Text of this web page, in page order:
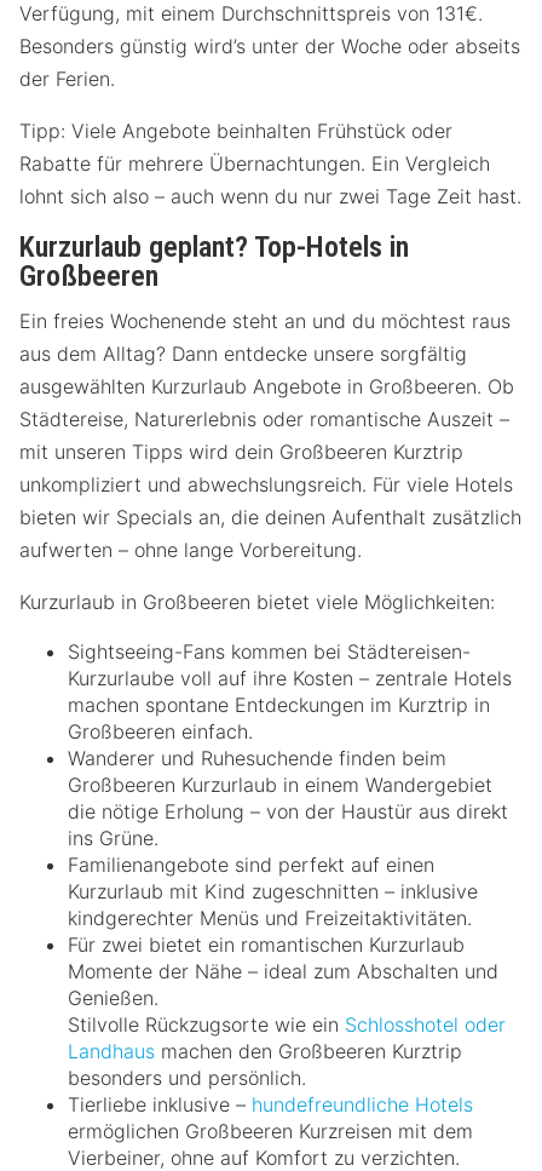
Verfügung, mit einem Durchschnittspreis von 131€.
Besonders günstig wird’s unter der Woche oder abseits
der Ferien.
Tipp: Viele Angebote beinhalten Frühstück oder
Rabatte für mehrere Übernachtungen. Ein Vergleich
lohnt sich also – auch wenn du nur zwei Tage Zeit hast.
Kurzurlaub geplant? Top-Hotels in
Großbeeren
Ein freies Wochenende steht an und du möchtest raus
aus dem Alltag? Dann entdecke unsere sorgfältig
ausgewählten Kurzurlaub Angebote in Großbeeren. Ob
Städtereise, Naturerlebnis oder romantische Auszeit –
mit unseren Tipps wird dein Großbeeren Kurztrip
unkompliziert und abwechslungsreich. Für viele Hotels
bieten wir Specials an, die deinen Aufenthalt zusätzlich
aufwerten – ohne lange Vorbereitung.
Kurzurlaub in Großbeeren bietet viele Möglichkeiten:
Sightseeing-Fans kommen bei Städtereisen-
Kurzurlaube voll auf ihre Kosten – zentrale Hotels
machen spontane Entdeckungen im Kurztrip in
Großbeeren einfach.
Wanderer und Ruhesuchende finden beim
Großbeeren Kurzurlaub in einem Wandergebiet
die nötige Erholung – von der Haustür aus direkt
ins Grüne.
Familienangebote sind perfekt auf einen
Kurzurlaub mit Kind zugeschnitten – inklusive
kindgerechter Menüs und Freizeitaktivitäten.
Für zwei bietet ein romantischen Kurzurlaub
Momente der Nähe – ideal zum Abschalten und
Genießen.
Stilvolle Rückzugsorte wie ein Schlosshotel oder
Landhaus machen den Großbeeren Kurztrip
besonders und persönlich.
Tierliebe inklusive – hundefreundliche Hotels
ermöglichen Großbeeren Kurzreisen mit dem
Vierbeiner, ohne auf Komfort zu verzichten.